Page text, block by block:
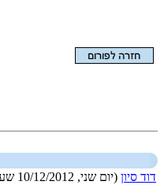
דוד סיון (יום שני, 10/12/2012 שעה 6:36)